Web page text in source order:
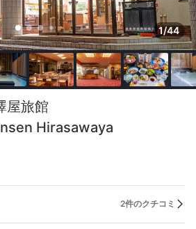
1/44
旅館
Hirasawaya
2件のクチコミ